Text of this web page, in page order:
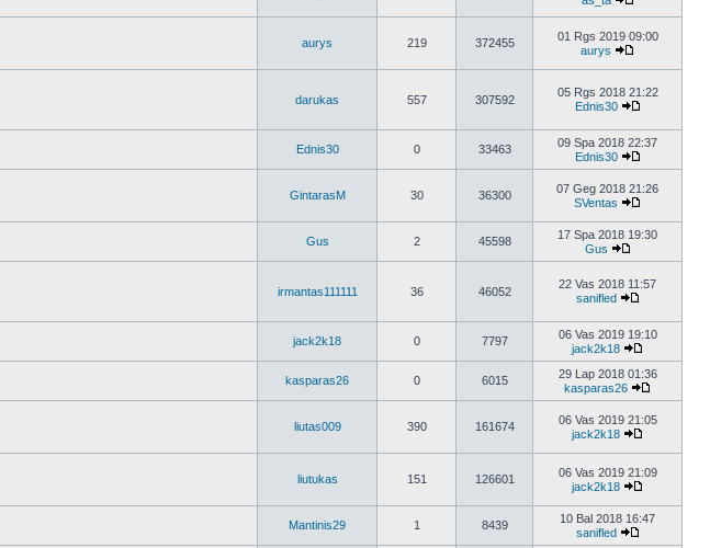
aurys 219 372455
01 Rgs 2019 09:00
aurys
darukas 557 307592
05 Rgs 2018 21:22
Ednis30
Ednis30 0 33463
09 Spa 2018 22:37
Ednis30
GintarasM 30 36300
07 Geg 2018 21:26
SVentas
Gus 2 45598
17 Spa 2018 19:30
Gus
irmantas111111 36 46052
22 Vas 2018 11:57
sanifled
jack2k18 0 7797
06 Vas 2019 19:10
jack2k18
kasparas26 0 6015
29 Lap 2018 01:36
kasparas26
liutas009 390 161674
06 Vas 2019 21:05
jack2k18
liutukas 151 126601
06 Vas 2019 21:09
jack2k18
Mantinis29 1 8439
10 Bal 2018 16:47
sanifled